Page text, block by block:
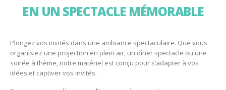
EN UN SPECTACLE MÉMORABLE
Plongez vos invités dans une ambiance spectaculaire. Que vous
organisiez une projection en plein air, un dîner spectacle ou une
soirée à thème, notre matériel est conçu pour s’adapter à vos
idées et captiver vos invités.